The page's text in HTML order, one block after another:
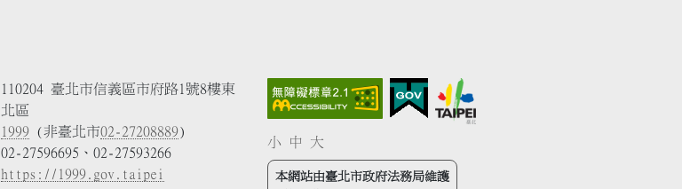
110204 臺北市信義區市府路1號8樓東
北區
1999 (非臺北市02-27208889)
02-27596695、02-27593266
https://1999.gov.taipei
小 中 大
本網站由臺北市政府法務局維護